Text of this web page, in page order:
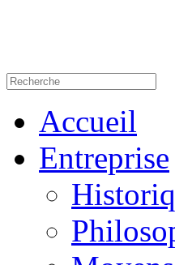
Accueil
Entreprise